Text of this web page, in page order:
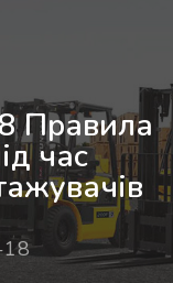
Правила
час